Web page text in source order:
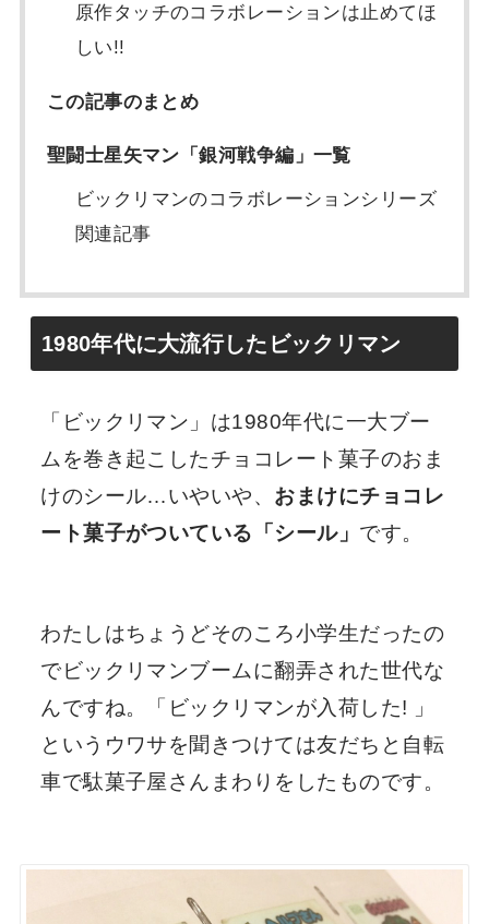
原作タッチのコラボレーションは止めてほ
しい!!
この記事のまとめ
聖闘士星矢マン「銀河戦争編」一覧
ビックリマンのコラボレーションシリーズ
関連記事
1980年代に大流行したビックリマン
「ビックリマン」は1980年代に一大ブー
ムを巻き起こしたチョコレート菓子のおま
けのシール…いやいや、 おまけにチョコレ
ート菓子がついている「シール」 です。
わたしはちょうどそのころ小学生だったの
でビックリマンブームに翻弄された世代な
んですね。「ビックリマンが入荷した! 」
というウワサを聞きつけては友だちと自転
車で駄菓子屋さんまわりをしたものです。